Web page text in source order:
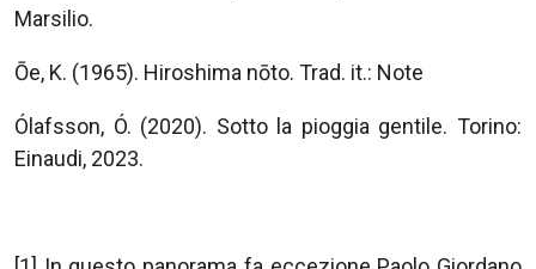
Marsilio.
Ōe, K. (1965). Hiroshima nōto. Trad. it.: Note
Ólafsson, Ó. (2020). Sotto la pioggia gentile. Torino:
Einaudi, 2023.